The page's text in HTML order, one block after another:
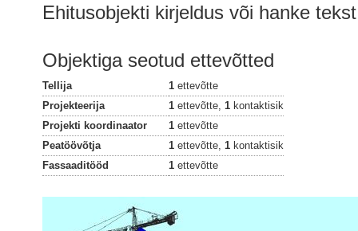
Ehitusobjekti kirjeldus või hanke tekst
Objektiga seotud ettevõtted
Tellija 1 ettevõtte
Projekteerija
1 ettevõtte, 1 kontaktisik
Projekti koordinaator
1 ettevõtte
Peatöövõtja
1 ettevõtte, 1 kontaktisik
Fassaaditööd
1 ettevõtte